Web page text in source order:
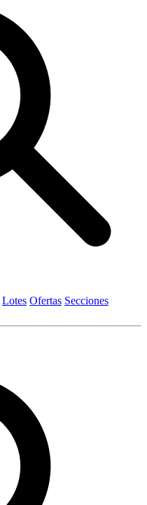
Lotes Ofertas Secciones